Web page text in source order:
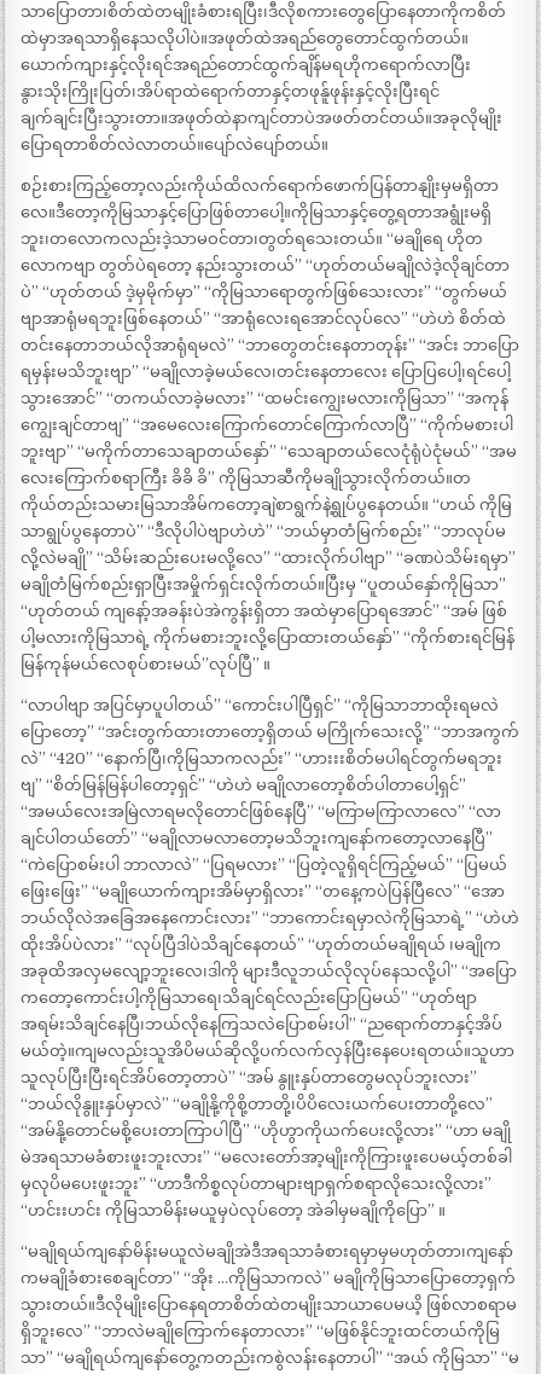
သာပြောတာ၊စိတ်ထဲတမျိုးခံစားရပြီး၊ဒီလိုစကားတွေပြောနေတာကိုကစိတ်
ထဲမှာအရသာရှိနေသလိုပါပဲ။အဖုတ်ထဲအရည်တွေတောင်ထွက်တယ်။
ယောက်ကျားနှင့်လိုးရင်အရည်တောင်ထွက်ချိန်မရဟိုကရောက်လာပြီး
နွားသိုးကြိုးပြတ်၊အိပ်ရာထဲရောက်တာနှင့်တဖုန်ူဖုန်းနှင့်လိုးပြီးရင်
ချက်ချင်းပြီးသွားတာ။အဖုတ်ထဲနာကျင်တာပဲအဖတ်တင်တယ်။အခုလိုမျိုး
ပြောရတာစိတ်လဲလာတယ်။ပျော်လဲပျော်တယ်။
စဉ်းစားကြည့်တော့လည်းကိုယ်ထိလက်ရောက်ဖောက်ပြန်တာနျိုးမှမရှိတာ
လေ။ဒီတော့ကိုမြသာနှင့်ပြောဖြစ်တာပေါ့။ကိုမြသာနှင့်တွေ့ရတာအရွုံးမရှိ
ဘူး၊တလောကလည်းဒဲ့သာမဝင်တာ၊တွတ်ရသေးတယ်။ “မချိုရေ ဟိုတ
လောကဗျာ တွတ်ပဲရတော့ နည်းသွားတယ်” “ဟုတ်တယ်မချိုလဲဒဲ့လိုချင်တာ
ပဲ” “ဟုတ်တယ် ဒဲ့မှမိုက်မှာ” “ကိုမြသာရောတွက်ဖြစ်သေးလား” “တွက်မယ်
ဗျာအာရုံမရဘူးဖြစ်နေတယ်” “အာရုံလေးရအောင်လုပ်လေ” “ဟဲဟဲ စိတ်ထဲ
တင်းနေတာဘယ်လိုအာရုံရမလဲ” “ဘာတွေတင်းနေတာတုန်း” “အင်း ဘာပြော
ရမှန်းမသိဘူးဗျာ” “မချိုလာခဲ့မယ်လေ၊တင်းနေတာလေး ပြောပြပေါ့၊ရင်ပေါ့
သွားအောင်” “တကယ်လာခဲ့မလား” “ထမင်းကျွေးမလားကိုမြသာ” “အကုန်
ကျွေးချင်တာဗျ” “အမေလေးကြောက်တောင်ကြောက်လာပြီ” “ကိုက်မစားပါ
ဘူးဗျာ” “မကိုက်တာသေချာတယ်နှော်” “သေချာတယ်လေငုံရုံပဲငုံမယ်” “အမ
လေးကြောက်စရာကြီး ခိခိ ခိ” ကိုမြသာဆီကိုမချိုသွားလိုက်တယ်။တ
ကိုယ်တည်းသမားမြသာအိမ်ကတော့ချဲစာရွက်နဲ့ရွုပ်ပွနေတယ်။ “ဟယ် ကိုမြ
သာရွုပ်ပွနေတာပဲ” “ဒီလိုပါပဲဗျာဟဲဟဲ” “ဘယ်မှာတံမြက်စည်း” “ဘာလုပ်မ
လို့လဲမချို” “သိမ်းဆည်းပေးမလို့လေ” “ထားလိုက်ပါဗျာ” “ခဏပဲသိမ်းရမှာ”
မချိုတံမြက်စည်းရှာပြီးအမှိုက်ရှင်းလိုက်တယ်။ပြီးမှ “ပူတယ်နှော်ကိုမြသာ”
“ဟုတ်တယ် ကျနော့်အခန်းပဲအဲကွန်းရှိတာ အထဲမှာပြောရအောင်” “အမ် ဖြစ်
ပါ့မလားကိုမြသာရဲ့ ကိုက်မစားဘူးလို့ပြောထားတယ်နှော်” “ကိုက်စားရင်မြန်
မြန်ကုန်မယ်လေစုပ်စားမယ်”လုပ်ပြီ” ။
“လာပါဗျာ အပြင်မှာပူပါတယ်” “ကောင်းပါပြီရှင်” “ကိုမြသာဘာထိုးရမလဲ
ပြောတော့” “အင်းတွက်ထားတာတော့ရှိတယ် မကြိုက်သေးလို့” “ဘာအကွက်
လဲ” “420” “နောက်ပြီ၊ကိုမြသာကလည်း” “ဟားးးစိတ်မပါရင်တွက်မရဘူး
ဗျ” “စိတ်မြန်မြန်ပါတော့ရှင်” “ဟဲဟဲ မချိုလာတော့စိတ်ပါတာပေါ့ရှင်”
“အမယ်လေးအမြဲလာရမလိုတောင်ဖြစ်နေပြီ” “မကြာမကြာလာလေ” “လာ
ချင်ပါတယ်တော်” “မချိုလာမလာတော့မသိဘူးကျနော်ကတော့လာနေပြီ”
“ကဲပြောစမ်းပါ ဘာလာလဲ” “ပြရမလား” “ပြတဲ့လူရှိရင်ကြည့်မယ်” “ပြမယ်
ဖြေးဖြေး” “မချိုယောက်ကျားအိမ်မှာရှိလား” “တနေ့ကပဲပြန်ပြီလေ” “အော
ဘယ်လိုလဲအခြေအနေကောင်းလား” “ဘာကောင်းရမှာလဲကိုမြသာရဲ့” “ဟဲဟဲ
ထိုးအိပ်ပဲလား” “လုပ်ပြီဒါပဲသိချင်နေတယ်” “ဟုတ်တယ်မချိုရယ် ၊မချိုက
အခုထိအလှမလျော့ဘူးလေ၊ဒါကို များဒီလူဘယ်လိုလုပ်နေသလို့ပါ” “အပြော
ကတော့ကောင်းပါ့ကိုမြသာရေ၊သိချင်ရင်လည်းပြောပြမယ်” “ဟုတ်ဗျာ
အရမ်းသိချင်နေပြီ၊ဘယ်လိုနေကြသလဲပြောစမ်းပါ” “ညရောက်တာနှင့်အိပ်
မယ်တဲ့။ကျမလည်းသူအိပိမယ်ဆိုလို့ပက်လက်လှန်ပြီးနေပေးရတယ်။သူဟာ
သူလုပ်ပြီးပြီးရင်အိပ်တော့တာပဲ” “အမ် နွူးနှပ်တာတွေမလုပ်ဘူးလား”
“ဘယ်လိုနွူးနှပ်မှာလဲ” “မချိုနို့ကိုစို့တာတို့၊ပိပိလေးယက်ပေးတာတို့လေ”
“အမ်နို့တောင်မစို့ပေးတာကြာပါပြီ” “ဟိုဟွာကိုယက်ပေးလို့လား” “ဟာ မချို
မဲအရသာမခံစားဖူးဘူးလား” “မလေးတော်အာ့မျိုးကိုကြားဖူးပေမယ့်တစ်ခါ
မှလုပိမပေးဖူးဘူး” “ဟာဒီကိစ္စလုပ်တာများဗျာရှက်စရာလိုသေးလို့လား”
“ဟင်းးဟင်း ကိုမြသာမိန်းမယူမှပဲလုပ်တော့ အဲခါမှမချိုကိုပြော” ။
“မချိုရယ်ကျနော်မိန်းမယူလဲမချိုအဲဒီအရသာခံစားရမှာမှမဟုတ်တာ၊ကျနော်
ကမချိုခံစားစေချင်တာ” “အိုး …ကိုမြသာကလဲ” မချိုကိုမြသာပြောတော့ရှက်
သွားတယ်။ဒီလိုမျိုးပြောနေရတာစိတ်ထဲတမျိုးသာယာပေမယိ့ ဖြစ်လာစရာမ
ရှိဘူးလေ” “ဘာလဲမချိုကြောက်နေတာလား” “မဖြစ်နိုင်ဘူးထင်တယ်ကိုမြ
သာ” “မချိုရယ်ကျနော်တွေ့ကတည်းကစွဲလန်းနေတာပါ” “အယ် ကိုမြသာ” “မ